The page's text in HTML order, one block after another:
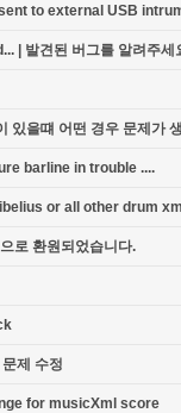
to external USB
| 발견된 버그를 알려주세
있을떄 어떤 경우 문제가
barline in trouble ....
or all other drum
로 환원되었습니다.
제 수정
for musicXml score